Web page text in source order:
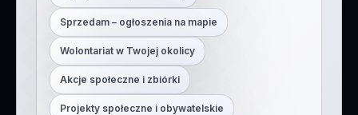
Sprzedam – ogłoszenia na mapie
Wolontariat w Twojej okolicy
Akcje społeczne i zbiórki
Projekty społeczne i obywatelskie